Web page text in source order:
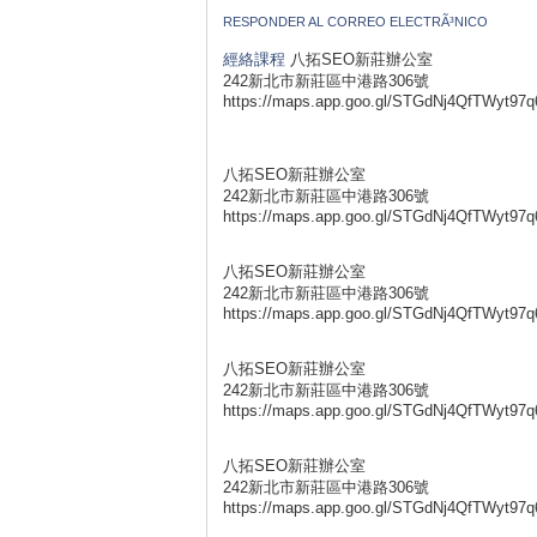
RESPONDER AL CORREO ELECTRÃ³NICO
經絡課程 八拓SEO新莊辦公室
242新北市新莊區中港路306號
https://maps.app.goo.gl/
八拓SEO新莊辦公室
242新北市新莊區中港路306號
https://maps.app.goo.gl/
八拓SEO新莊辦公室
242新北市新莊區中港路306號
https://maps.app.goo.gl/
八拓SEO新莊辦公室
242新北市新莊區中港路306號
https://maps.app.goo.gl/
八拓SEO新莊辦公室
242新北市新莊區中港路306號
https://maps.app.goo.gl/